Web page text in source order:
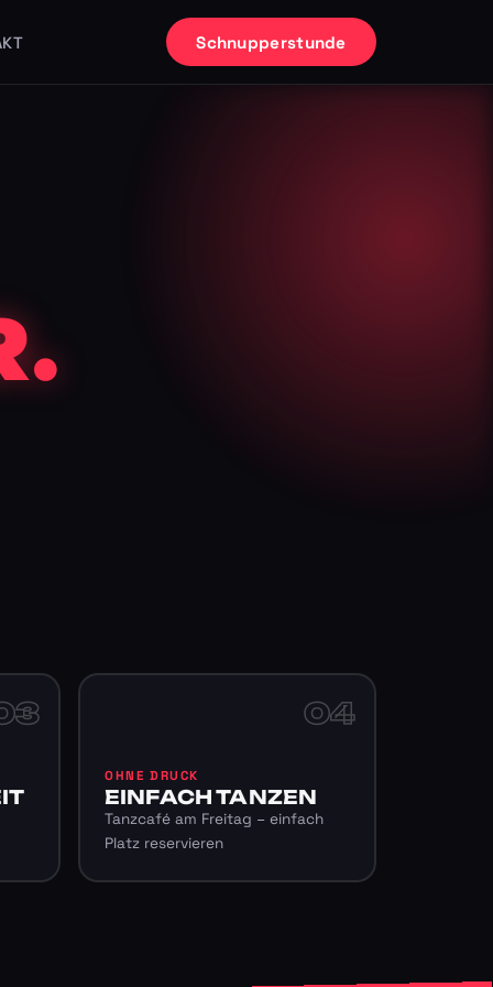
Schnupperstunde
04
OHNE DRUCK
EINFACH TANZEN
Tanzcafé am Freitag – einfach
Platz reservieren